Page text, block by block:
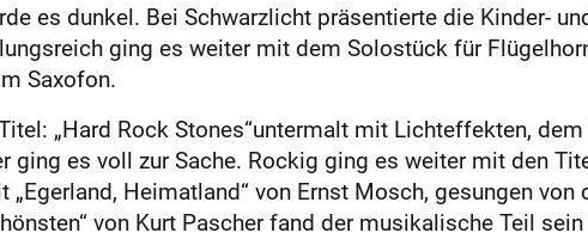
es dunkel. Bei Schwarzlicht präsentierte die Kinder-
ging es weiter mit dem Solostück für
Saxofon.
„Hard Rock Stones“untermalt mit Lichteffekten,
ging es voll zur Sache. Rockig ging es weiter mit den
„Egerland, Heimatland“ von Ernst Mosch, gesungen
von Kurt Pascher fand der musikalische Teil sein